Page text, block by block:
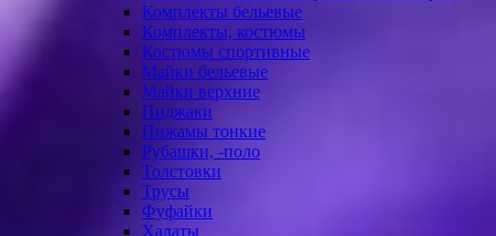
Комплекты бельевые
Комплекты, костюмы
Костюмы спортивные
Майки бельевые
Майки верхние
Пиджаки
Пижамы тонкие
Рубашки, -поло
Толстовки
Трусы
Фуфайки
Халаты